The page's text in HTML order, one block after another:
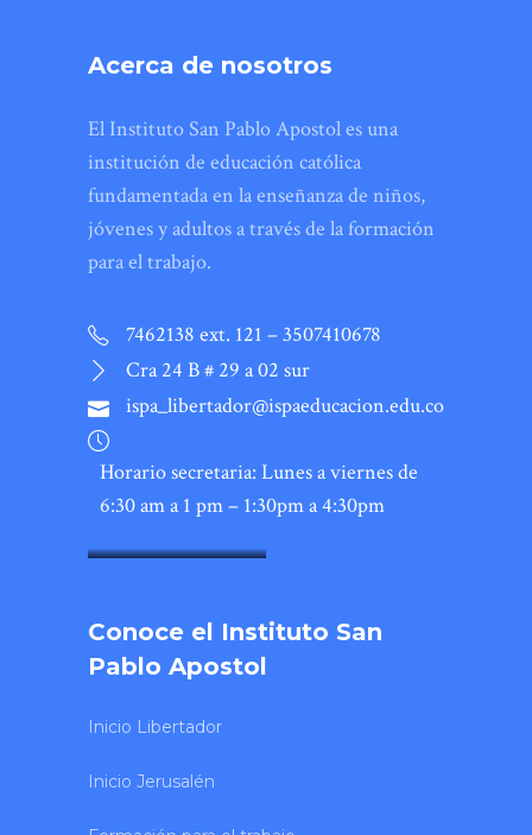
Acerca de nosotros
El Instituto San Pablo Apostol es una
institución de educación católica
fundamentada en la enseñanza de niños,
jóvenes y adultos a través de la formación
para el trabajo.
7462138 ext. 121 – 3507410678
Cra 24 B # 29 a 02 sur
ispa_libertador@ispaeducacion.edu.co
Horario secretaria: Lunes a viernes de
6:30 am a 1 pm – 1:30pm a 4:30pm
SONY DSC
Conoce el Instituto San
Pablo Apostol
Inicio Libertador
Inicio Jerusalén